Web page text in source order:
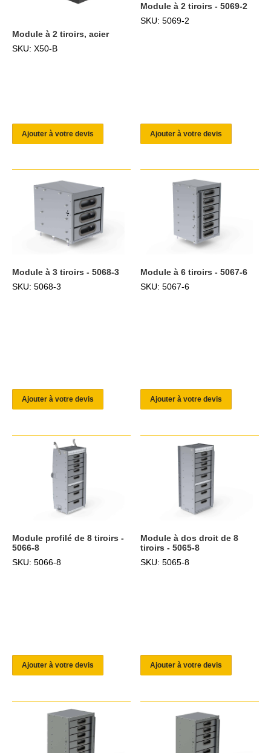
Module à 2 tiroirs, acier
SKU: X50-B
Ajouter à votre devis
Module à 2 tiroirs - 5069-2
SKU: 5069-2
Ajouter à votre devis
Module à 3 tiroirs - 5068-3
SKU: 5068-3
Ajouter à votre devis
Module à 6 tiroirs - 5067-6
SKU: 5067-6
Ajouter à votre devis
Module profilé de 8 tiroirs -
5066-8
SKU: 5066-8
Ajouter à votre devis
Module à dos droit de 8
tiroirs - 5065-8
SKU: 5065-8
Ajouter à votre devis